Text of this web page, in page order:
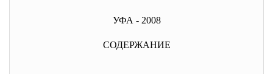
УФА - 2008
СОДЕРЖАНИЕ